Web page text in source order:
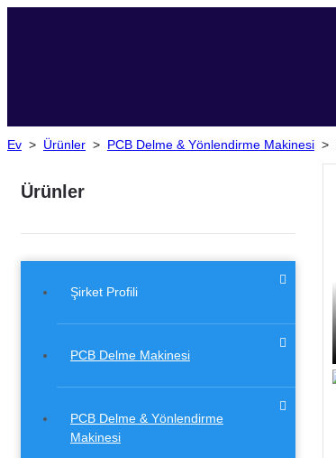
Ev > Ürünler > PCB Delme & Yönlendirme Makinesi >
Ürünler
Şirket Profili
PCB Delme Makinesi
PCB Delme & Yönlendirme
Makinesi